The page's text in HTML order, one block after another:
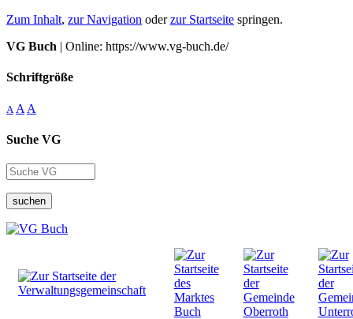
Zum Inhalt, zur Navigation oderzur Startseite springen.
VG Buch | Online: https://www.vg-buch.de/
Schriftgröße
A A A
Suche VG
suchen